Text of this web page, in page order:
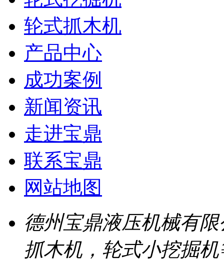
轮式抓木机
产品中心
成功案例
新闻资讯
走进宝鼎
联系宝鼎
网站地图
德州宝鼎液压机械有
抓木机，轮式小挖掘